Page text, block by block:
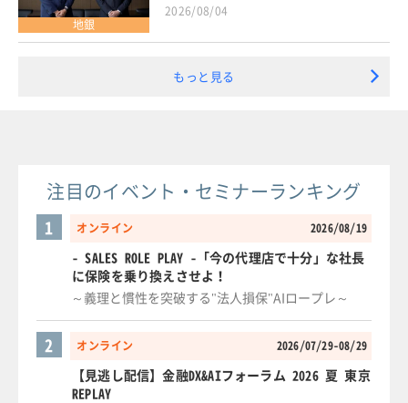
地銀
2026/08/04
もっと見る
注目のイベント・セミナーランキング
オンライン 2026/08/19
1
- SALES ROLE PLAY -「今の代理店で十分」な社長
に保険を乗り換えさせよ！
～義理と慣性を突破する"法人損保"AIロープレ～
オンライン 2026/07/29-08/29
2
【見逃し配信】金融DX&AIフォーラム 2026 夏 東京
REPLAY